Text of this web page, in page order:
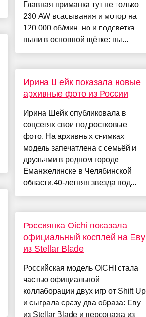
Главная приманка тут не только
230 AW всасывания и мотор на
120 000 об/мин, но и подсветка
пыли в основной щётке: пы...
Ирина Шейк показала новые
архивные фото из России
Ирина Шейк опубликовала в
соцсетях свои подростковые
фото. На архивных снимках
модель запечатлена с семьёй и
друзьями в родном городе
Еманжелинске в Челябинской
области.40-летняя звезда под...
Россиянка Oichi показала
официальный косплей на Еву
из Stellar Blade
Российская модель OICHI стала
частью официальной
коллаборации двух игр от Shift Up
и сыграла сразу два образа: Еву
из Stellar Blade и персонажа из